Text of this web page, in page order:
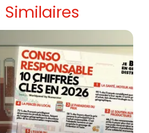
Similaires